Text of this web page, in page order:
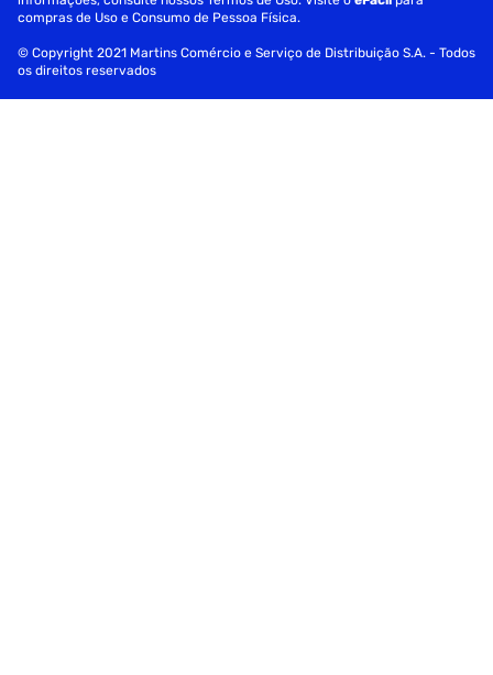
compras de Uso e Consumo de Pessoa Física.
© Copyright 2021 Martins Comércio e Serviço de Distribuição S.A. - Todos
os direitos reservados